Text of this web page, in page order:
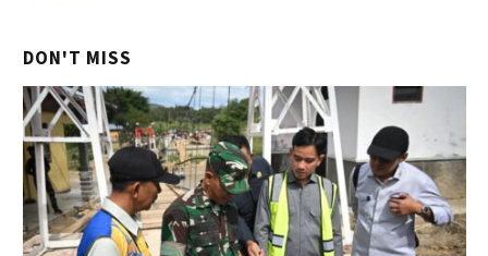
DON'T MISS